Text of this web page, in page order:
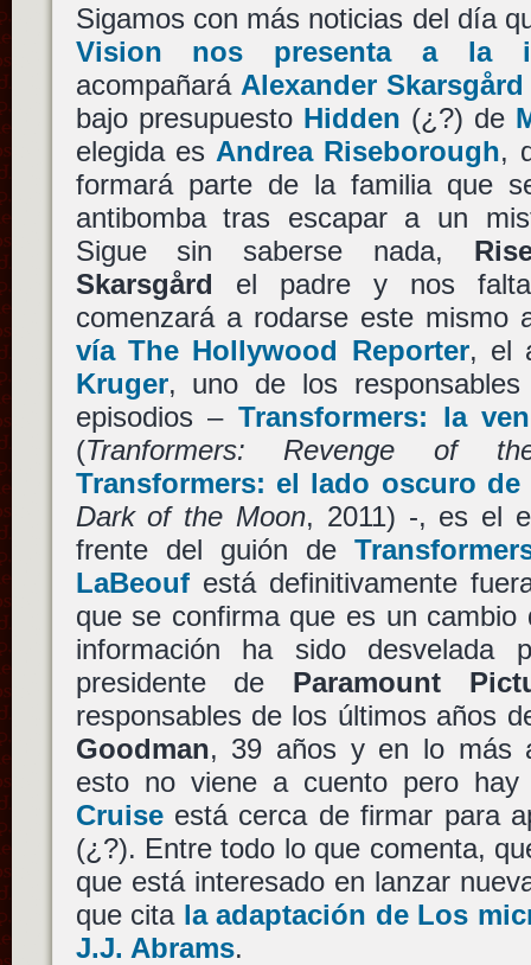
Sigamos con más noticias del día
Vision nos presenta a la
acompañará Alexander Skarsgård
bajo presupuesto Hidden (¿?) de
elegida es Andrea Riseborough,
formará parte de la familia que
antibomba tras escapar a un
Sigue sin saberse nada,
Skarsgård el padre y nos
comenzará a rodarse este mismo
vía The Hollywood Reporter, el
Kruger, uno de los
episodios – Transformers: la
(Tranformers: Revenge of
Transformers: el lado oscuro
Dark of the Moon, 2011) -, es el
frente del guión de
LaBeoufestá definitivamente
que se confirma que es un cambio
información ha sido desvelada
presidente de Paramount
responsables de los últimos años
Goodman, 39 años y en lo más
esto no viene a cuento pero
Cruiseestá cerca de firmar para
(¿?). Entre todo lo que comenta,
que está interesado en lanzar
que cita la adaptación de Los
J.J. Abrams.